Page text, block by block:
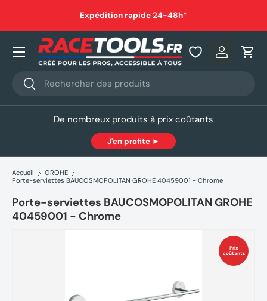
Aller au contenu
Expédition rapide 24-48h*
Recherche
Rechercher
Se
Nos produits
De nombreux produits à prix coûtants
J'en profite ►
Accueil
GROHE
Porte-serviettes BAUCOSMOPOLITAN GROHE 40459001 - Chrome
Porte-serviettes BAUCOSMOPOLITAN GROHE
40459001 - Chrome
Prix
coûtants